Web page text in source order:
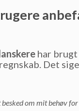
har
Det
besked om mit behøv